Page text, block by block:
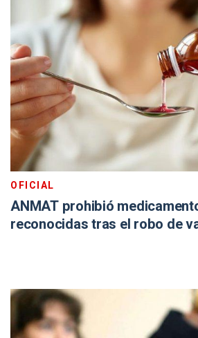
OFICIAL
ANMAT prohibió
reconocidas tras el robo de